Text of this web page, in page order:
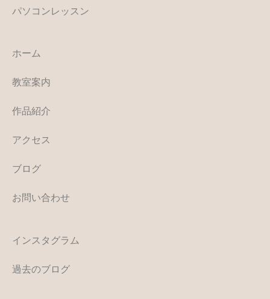
パソコンレッスン
ホーム
教室案内
作品紹介
アクセス
ブログ
お問い合わせ
インスタグラム
過去のブログ